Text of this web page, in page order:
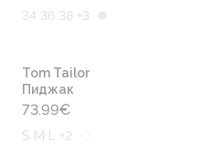
34 36 38 +3
Tom Tailor
Пиджак
73.99€
S M L +2